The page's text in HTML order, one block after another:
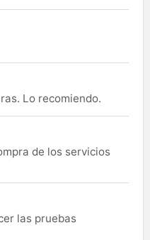
Lo recomiendo.
de los servicios
las pruebas